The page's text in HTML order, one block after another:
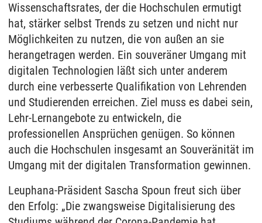
Wissenschaftsrates, der die Hochschulen ermutigt
hat, stärker selbst Trends zu setzen und nicht nur
Möglichkeiten zu nutzen, die von außen an sie
herangetragen werden. Ein souveräner Umgang mit
digitalen Technologien läßt sich unter anderem
durch eine verbesserte Qualifikation von Lehrenden
und Studierenden erreichen. Ziel muss es dabei sein,
Lehr-Lernangebote zu entwickeln, die
professionellen Ansprüchen genügen. So können
auch die Hochschulen insgesamt an Souveränität im
Umgang mit der digitalen Transformation gewinnen.
Leuphana-Präsident Sascha Spoun freut sich über
den Erfolg: „Die zwangsweise Digitalisierung des